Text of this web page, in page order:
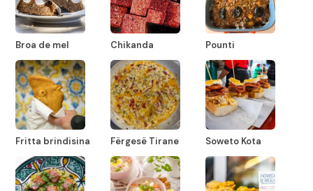
Broa de mel Chikanda Pounti
Fritta brindisina Fërgesë Tirane Soweto Kota